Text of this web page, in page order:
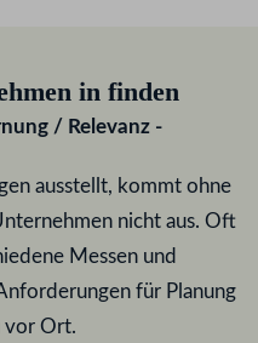
in finden
/ Relevanz -
ausstellt, kommt ohne
nicht aus. Oft
Messen und
für Planung
vor Ort.